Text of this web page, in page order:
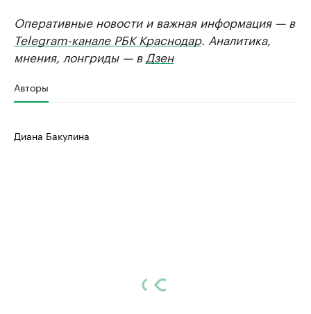
Оперативные новости и важная информация — в
Telegram-канале РБК Краснодар. Аналитика,
мнения, лонгриды — в Дзен
Авторы
Диана Бакулина